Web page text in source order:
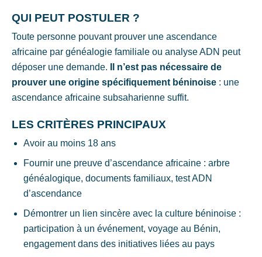
QUI PEUT POSTULER ?
Toute personne pouvant prouver une ascendance
africaine par généalogie familiale ou analyse ADN peut
déposer une demande.
Il n’est pas nécessaire de
prouver une origine spécifiquement béninoise : une
ascendance africaine subsaharienne suffit.
LES CRITÈRES PRINCIPAUX
Avoir au moins 18 ans
Fournir une preuve d’ascendance africaine : arbre
généalogique, documents familiaux, test ADN
d’ascendance
Démontrer un lien sincère avec la culture béninoise :
participation à un événement, voyage au Bénin,
engagement dans des initiatives liées au pays